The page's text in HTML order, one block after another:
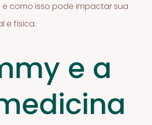
como isso pode impactar sua
e física.
e a